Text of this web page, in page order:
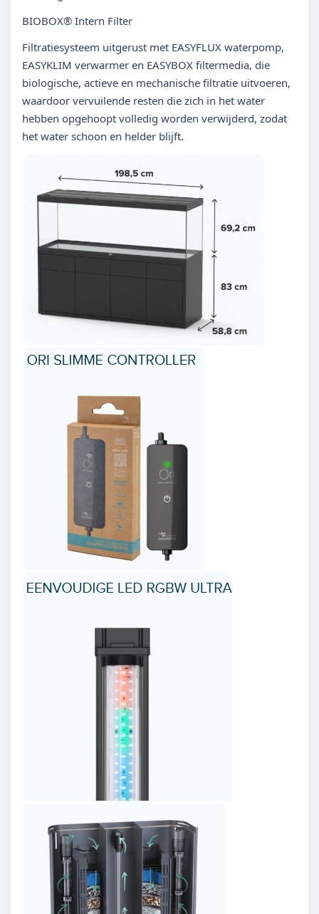
BIOBOX® Intern Filter
Filtratiesysteem uitgerust met EASYFLUX waterpomp,
EASYKLIM verwarmer en EASYBOX filtermedia, die
biologische, actieve en mechanische filtratie uitvoeren,
waardoor vervuilende resten die zich in het water
hebben opgehoopt volledig worden verwijderd, zodat
het water schoon en helder blijft.